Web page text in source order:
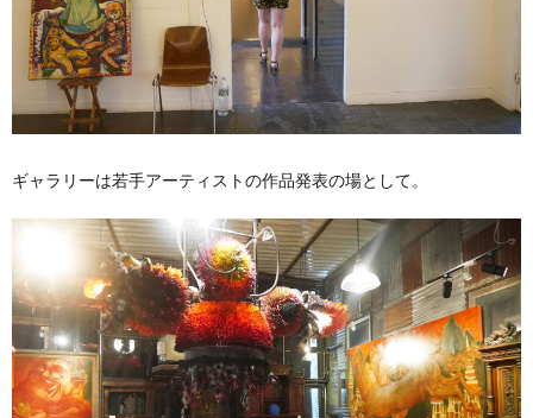
ギャラリーは若手アーティストの作品発表の場として。